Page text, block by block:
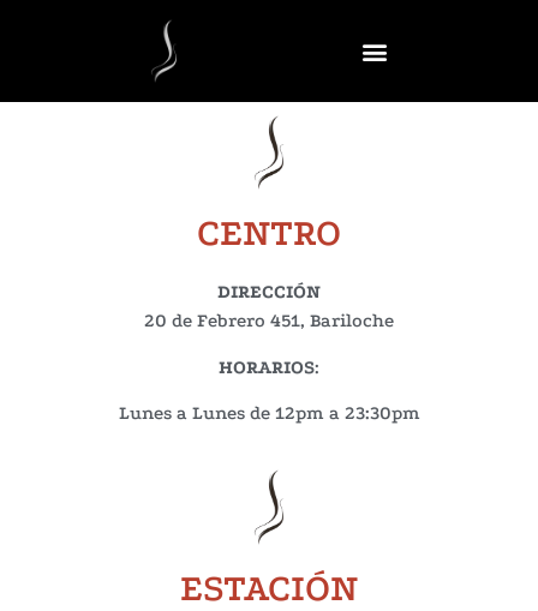
CENTRO
DIRECCIÓN
20 de Febrero 451, Bariloche
HORARIOS:
Lunes a Lunes de 12pm a 23:30pm
ESTACIÓN